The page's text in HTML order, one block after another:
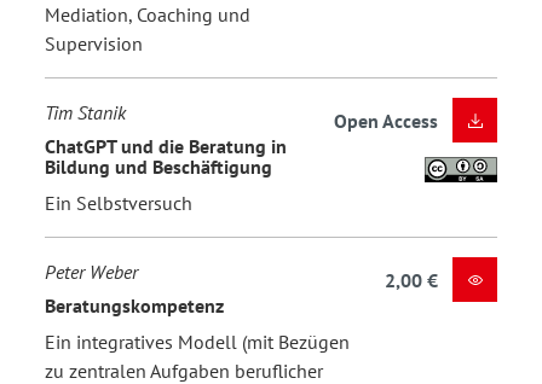
Mediation, Coaching und
Supervision
Tim Stanik
ChatGPT und die Beratung in
Bildung und Beschäftigung
Ein Selbstversuch
Open Access
Peter Weber
Beratungskompetenz
Ein integratives Modell (mit Bezügen
zu zentralen Aufgaben beruflicher
2,00 €